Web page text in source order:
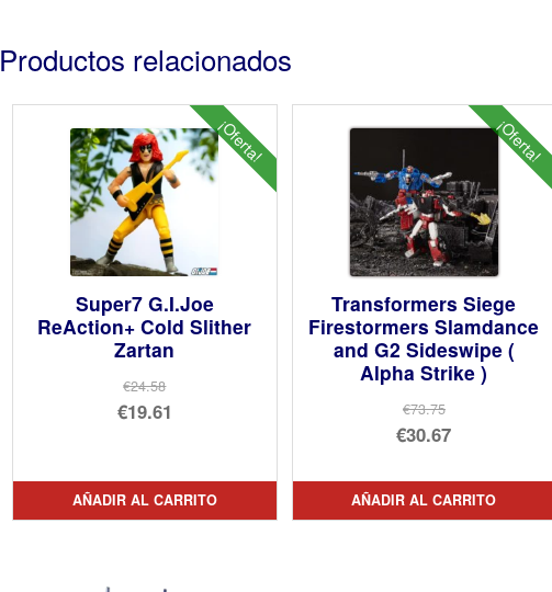
Productos relacionados
¡Oferta!
Super7 G.I.Joe
ReAction+ Cold Slither
Zartan
€24.58
El
era:
€24.58.
€19.61
actual
es:
AÑADIR AL CARRITO
¡Oferta!
Transformers Siege
Firestormers Slamdance
and G2 Sideswipe (
Alpha Strike )
€73.75
El
original
era:
€30.67
precio
actual
AÑADIR AL CARRITO